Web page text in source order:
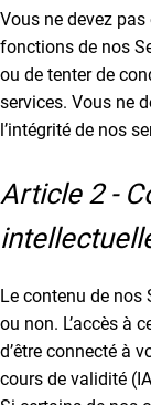
Vous ne devez pas
fonctions de nos
ou de tenter de
services. Vous ne
l’intégrité de nos
Article 2 -
Le contenu de nos
ou non. L’accès à
d’être connecté à
cours de validité